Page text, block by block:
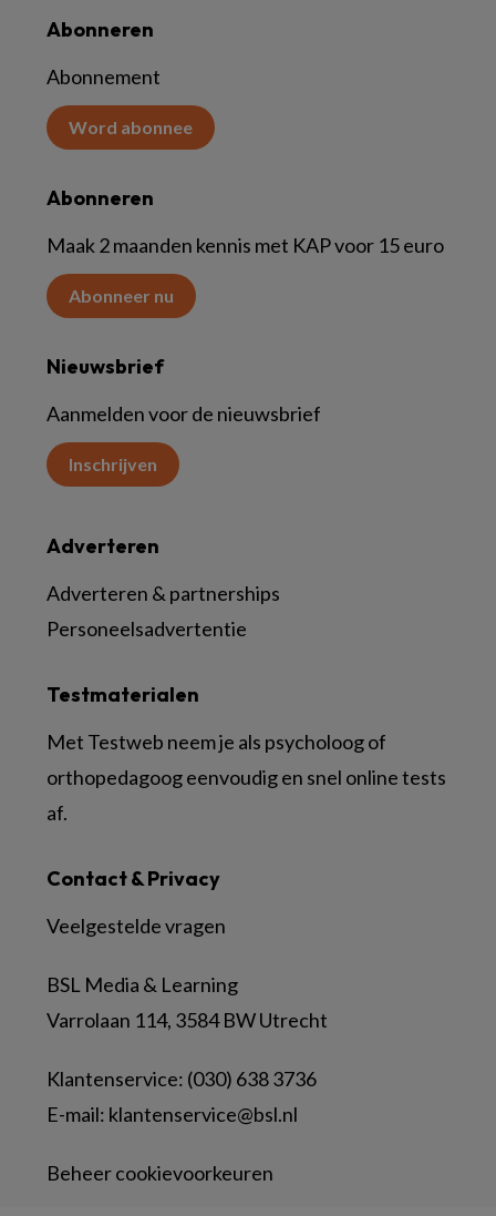
Abonneren
Abonnement
Word abonnee
Abonneren
Maak 2 maanden kennis met KAP voor 15 euro
Abonneer nu
Nieuwsbrief
Aanmelden voor de nieuwsbrief
Inschrijven
Contact & Privacy
Veelgestelde vragen
BSL Media & Learning
Varrolaan 114, 3584 BW Utrecht
Klantenservice: (030) 638 3736
E-mail: klantenservice@bsl.nl
Beheer cookievoorkeuren
Testmaterialen
Met Testweb neem je als psycholoog of
orthopedagoog eenvoudig en snel online tests
af.
Adverteren
Adverteren & partnerships
Personeelsadvertentie